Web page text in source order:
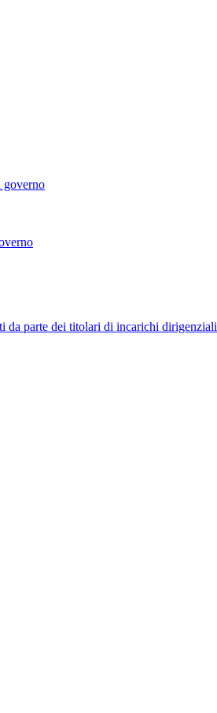
governo
da parte dei titolari di incarichi dirigenziali